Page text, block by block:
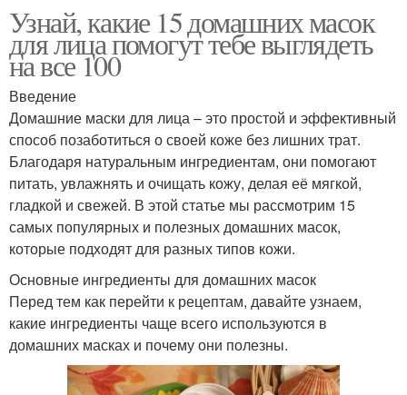
Узнай, какие 15 домашних масок
для лица помогут тебе выглядеть
на все 100
Введение
Домашние маски для лица – это простой и эффективный
способ позаботиться о своей коже без лишних трат.
Благодаря натуральным ингредиентам, они помогают
питать, увлажнять и очищать кожу, делая её мягкой,
гладкой и свежей. В этой статье мы рассмотрим 15
самых популярных и полезных домашних масок,
которые подходят для разных типов кожи.
Основные ингредиенты для домашних масок
Перед тем как перейти к рецептам, давайте узнаем,
какие ингредиенты чаще всего используются в
домашних масках и почему они полезны.